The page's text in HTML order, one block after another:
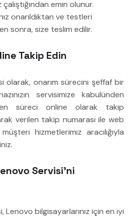
emin olunur.
onarıldıktan ve testleri
sonra, size teslim edilir.
Takip Edin
olarak, onarım sürecini şeffaf bir
servisimize kabulünden
süreci online olarak takip
verilen takip numarası ile web
hizmetlerimiz aracılığıyla
Servisi’ni
Lenovo bilgisayarlarınız için en iyi